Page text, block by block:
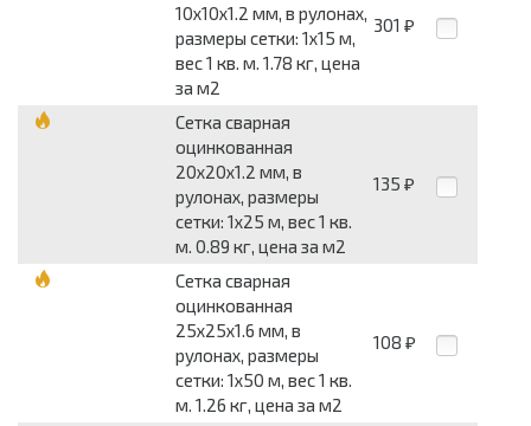
10x10x1.2 мм, в рулонах,
размеры сетки: 1x15 м,
вес 1 кв. м. 1.78 кг, цена
за м2
301 ₽
Сетка сварная
оцинкованная
20x20x1.2 мм, в
рулонах, размеры
сетки: 1x25 м, вес 1 кв.
м. 0.89 кг, цена за м2
135 ₽
Сетка сварная
оцинкованная
25x25x1.6 мм, в
рулонах, размеры
сетки: 1x50 м, вес 1 кв.
м. 1.26 кг, цена за м2
108 ₽